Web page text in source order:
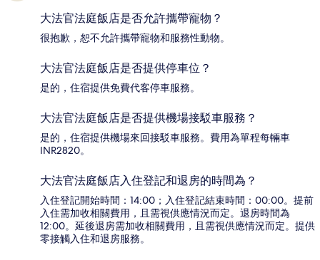
大法官法庭飯店是否允許攜帶寵物？
很抱歉，恕不允許攜帶寵物和服務性動物。
大法官法庭飯店是否提供停車位？
是的，住宿提供免費代客停車服務。
大法官法庭飯店是否提供機場接駁車服務？
是的，住宿提供機場來回接駁車服務。費用為單程每輛車
INR2820。
大法官法庭飯店入住登記和退房的時間為？
入住登記開始時間：14:00；入住登記結束時間：00:00。提前
入住需加收相關費用，且需視供應情況而定。退房時間為
12:00。延後退房需加收相關費用，且需視供應情況而定。提供
零接觸入住和退房服務。